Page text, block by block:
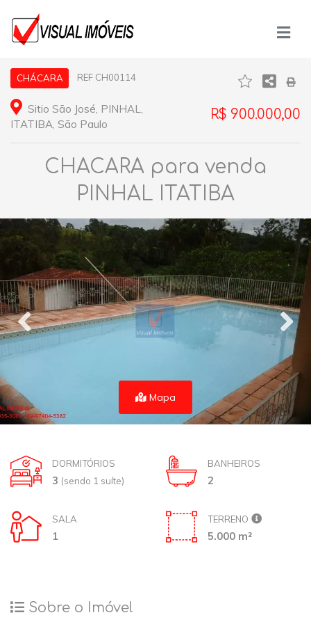
CHÁCARA REF CH00114
Sitio São José, PINHAL,
ITATIBA, São Paulo
R$ 900.000,00
CHACARA para venda
PINHAL ITATIBA
Mapa
DORMITÓRIOS
3 (sendo 1 suíte)
BANHEIROS
2
SALA
1
TERRENO
5.000 m²
Sobre o Imóvel